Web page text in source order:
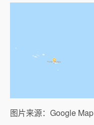
图片来源：Google Map